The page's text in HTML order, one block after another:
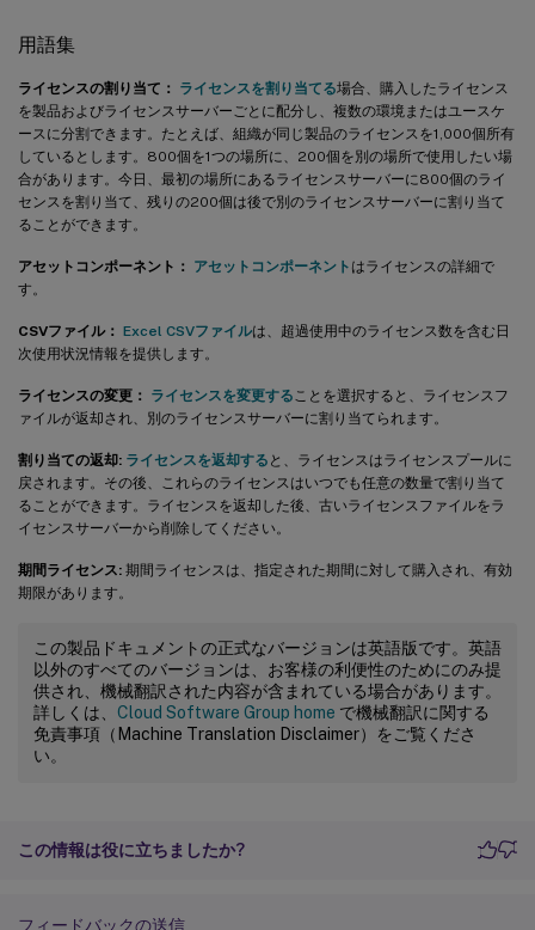
用語集
ライセンスの割り当て： ライセンスを割り当てる場合、購入したライセンス
を製品およびライセンスサーバーごとに配分し、複数の環境またはユースケ
ースに分割できます。たとえば、組織が同じ製品のライセンスを1,000個所有
しているとします。800個を1つの場所に、200個を別の場所で使用したい場
合があります。今日、最初の場所にあるライセンスサーバーに800個のライ
センスを割り当て、残りの200個は後で別のライセンスサーバーに割り当て
ることができます。
アセットコンポーネント： アセットコンポーネント はライセンスの詳細で
す。
CSVファイル： Excel CSVファイルは、超過使用中のライセンス数を含む日
次使用状況情報を提供します。
ライセンスの変更： ライセンスを変更することを選択すると、ライセンスフ
ァイルが返却され、別のライセンスサーバーに割り当てられます。
割り当ての返却: ライセンスを返却する と、ライセンスはライセンスプールに
戻されます。その後、これらのライセンスはいつでも任意の数量で割り当て
ることができます。ライセンスを返却した後、古いライセンスファイルをラ
イセンスサーバーから削除してください。
期間ライセンス: 期間ライセンスは、指定された期間に対して購入され、有効
期限があります。
この製品ドキュメントの正式なバージョンは英語版です。英語
以外のすべてのバージョンは、お客様の利便性のためにのみ提
供され、機械翻訳された内容が含まれている場合があります。
詳しくは、 Cloud Software Group home で機械翻訳に関する
免責事項（Machine Translation Disclaimer）をご覧くださ
い。
この情報は役に立ちましたか?
フィードバックの送信